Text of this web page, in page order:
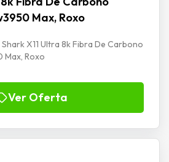
Max, Roxo
X11 Ultra 8k Fibra De Carbono
Roxo
Ver Oferta